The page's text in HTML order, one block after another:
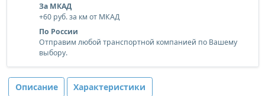
За МКАД
+60 руб. за км от МКАД
По России
Отправим любой транспортной компанией по Вашему
выбору.
Описание Характеристики